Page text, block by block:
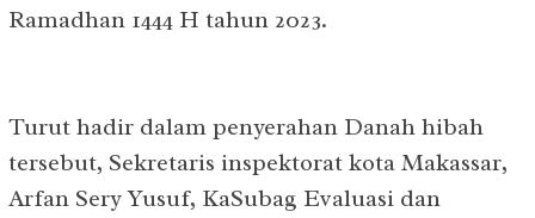
Ramadhan 1444 H tahun 2023.
Turut hadir dalam penyerahan Danah hibah
tersebut, Sekretaris inspektorat kota Makassar,
Arfan Sery Yusuf, KaSubag Evaluasi dan